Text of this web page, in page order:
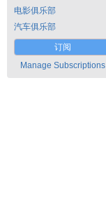
电影俱乐部
汽车俱乐部
订阅
Manage Subscriptions